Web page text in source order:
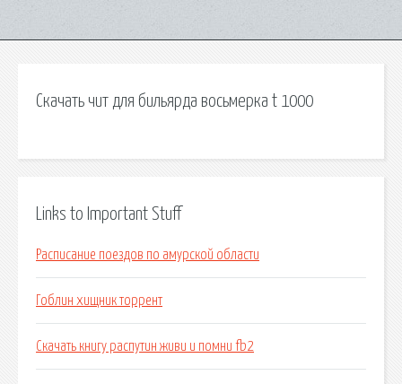
Скачать чит для бильярда восьмерка t 1000
Links to Important Stuff
Расписание поездов по амурской области
Гоблин хищник торрент
Скачать книгу распутин живи и помни fb2